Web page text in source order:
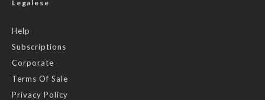
Legalese
Help
Subscriptions
Corporate
Terms Of Sale
Privacy Policy